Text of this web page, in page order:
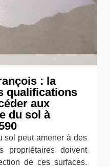
: la
qualifications
aux
du sol à
sol peut amener à des
propriétaires doivent
de ces surfaces.